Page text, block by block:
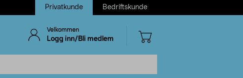
Privatkunde Bedriftskunde
Velkommen
Logg inn/Bli medlem